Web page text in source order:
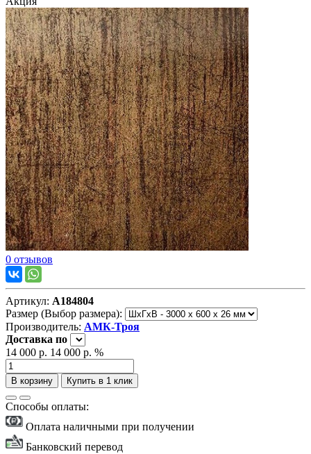
0 отзывов
Артикул: А184804
Размер (Выбор размера):
Производитель: АМК-Троя
Доставка по
14 000 р. 14 000 р. %
В корзину Купить в 1 клик
Способы оплаты:
Оплата наличными при получении
Банковский перевод